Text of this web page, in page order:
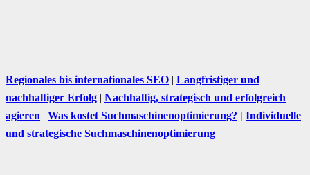
Regionales bis internationales SEO | Langfristiger und
nachhaltiger Erfolg | Nachhaltig, strategisch und erfolgreich
agieren | Was kostet Suchmaschinenoptimierung? | Individuelle
und strategische Suchmaschinenoptimierung